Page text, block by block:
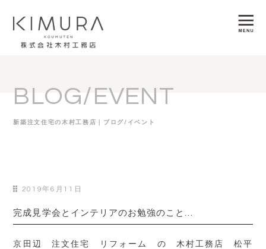
BLOG/EVENT
新築注文住宅の木村工務店｜ブログ/イベント
2019年6月11日
完成見学会とインテリアのお勉強のこと…
京田辺 注文住宅 リフォーム の 木村工務店 松平